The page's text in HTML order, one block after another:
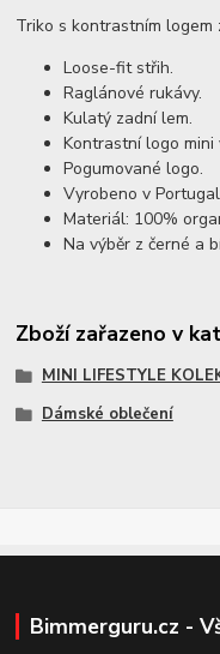
Triko s kontrastním logem
Loose-fit střih.
Raglánové rukávy.
Kulatý zadní lem.
Kontrastní logo
Pogumované logo.
Vyrobeno v
Materiál: 100%
Na výběr z černé a
Zboží zařazeno v
MINI LIFESTYLE
Dámské oblečení
Bimmerguru.cz -